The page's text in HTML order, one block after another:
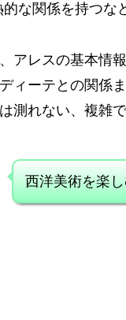
な関係を持つな
アレスの基本情
ィーテとの関係
測れない、複雑
西洋美術を楽